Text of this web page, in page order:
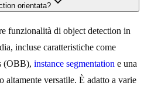
orientata?
funzionalità di object detection in
incluse caratteristiche come
(OBB), instance segmentation e una
altamente versatile. È adatto a varie